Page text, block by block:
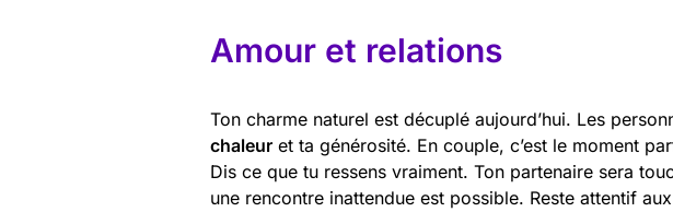
Amour et relations
Ton charme naturel est décuplé aujourd’hui. Les
chaleur et ta générosité. En couple, c’est le moment
Dis ce que tu ressens vraiment. Ton partenaire sera
une rencontre inattendue est possible. Reste attentif